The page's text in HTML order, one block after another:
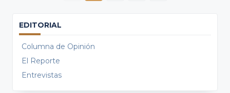
EDITORIAL
Columna de Opinión
El Reporte
Entrevistas